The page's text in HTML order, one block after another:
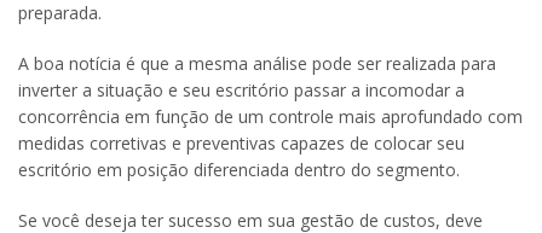
preparada.
A boa notícia é que a mesma análise pode ser realizada para
inverter a situação e seu escritório passar a incomodar a
concorrência em função de um controle mais aprofundado com
medidas corretivas e preventivas capazes de colocar seu
escritório em posição diferenciada dentro do segmento.
Se você deseja ter sucesso em sua gestão de custos, deve